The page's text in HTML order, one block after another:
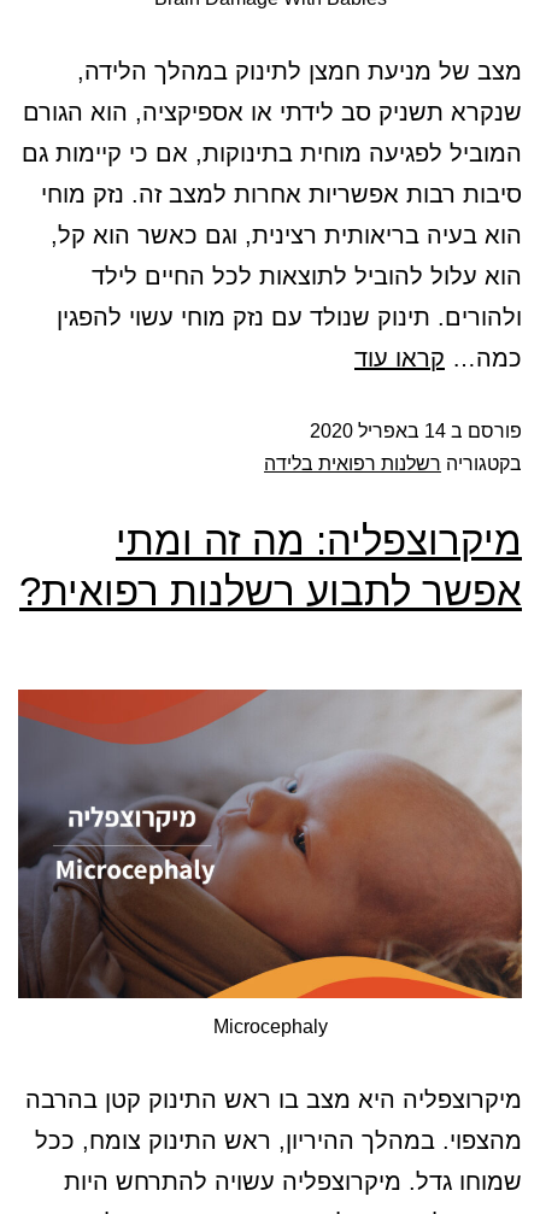
מצב של מניעת חמצן לתינוק במהלך הלידה,
שנקרא תשניק סב לידתי או אספיקציה, הוא הגורם
המוביל לפגיעה מוחית בתינוקות, אם כי קיימות גם
סיבות רבות אפשריות אחרות למצב זה. נזק מוחי
הוא בעיה בריאותית רצינית, וגם כאשר הוא קל,
הוא עלול להוביל לתוצאות לכל החיים לילד
ולהורים. תינוק שנולד עם נזק מוחי עשוי להפגין
כמה… קראו עוד
פורסם ב 14 באפריל 2020
בקטגוריה רשלנות רפואית בלידה
מיקרוצפליה: מה זה ומתי
אפשר לתבוע רשלנות רפואית?
Microcephaly
מיקרוצפליה היא מצב בו ראש התינוק קטן בהרבה
מהצפוי. במהלך ההיריון, ראש התינוק צומח, ככל
שמוחו גדל. מיקרוצפליה עשויה להתרחש היות